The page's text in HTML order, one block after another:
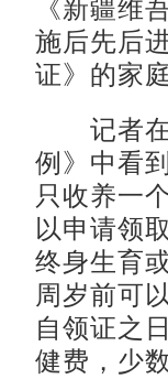
《新疆维
施后先后
证》的家
记者在
例》中看
只收养一
以申请领
终身生育
周岁前可
自领证之
健费，少